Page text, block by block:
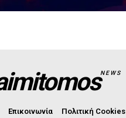
NEWS
Επικοινωνία
Πολιτική Cookies